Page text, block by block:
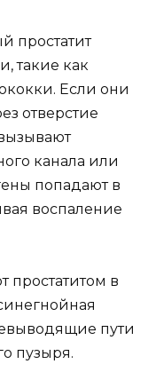
простатит
такие как
Если они
отверстие
канала или
попадают в
воспаление
простатитом в
пути
пузыря.